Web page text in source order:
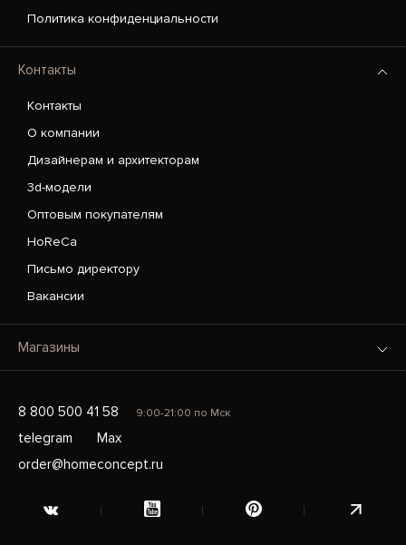
Политика конфиденциальности
Контакты
Контакты
О компании
Дизайнерам и архитекторам
3d-модели
Оптовым покупателям
HoReCa
Письмо директору
Вакансии
Магазины
8 800 500 41 58 9:00-21:00 по Мск
telegram
Max
order@homeconcept.ru